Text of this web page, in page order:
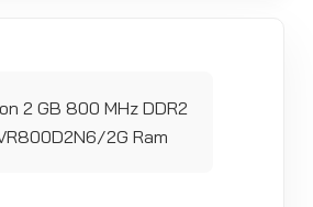
2 GB 800 MHz DDR2
2G Ram